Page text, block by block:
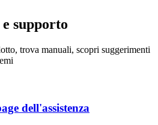
supporto
trova manuali, scopri suggerimenti
dell'assistenza